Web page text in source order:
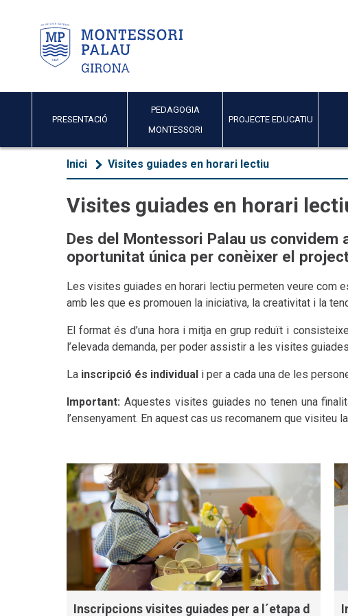
PRESENTACIÓ
PEDAGOGIA
MONTESSORI
PROJECTE EDUCATIU
Inici Visites guiades en horari lectiu
Visites guiades en horari
Des del Montessori Palau us
oportunitat única per conèixer el
Les visites guiades en horari lectiu permeten veure com
amb les que es promouen la iniciativa, la creativitat i la
El format és d’una hora i mitja en grup reduït i
l’elevada demanda, per poder assistir a les visites
La inscripció és individual i per a cada una de les
Important: Aquestes visites guiades no tenen una
l’ensenyament. En aquest cas us recomanem que visiteu
Inscripcions visites guiades per a l´etapa d